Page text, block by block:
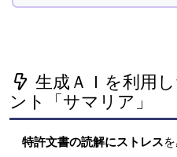
生成ＡＩを利用
ント「サマリア」
特許文書の読解にストレス